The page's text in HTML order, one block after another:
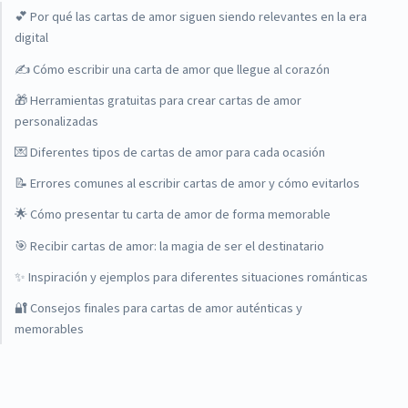
💕 Por qué las cartas de amor siguen siendo relevantes en la era
digital
✍️ Cómo escribir una carta de amor que llegue al corazón
🎁 Herramientas gratuitas para crear cartas de amor
personalizadas
💌 Diferentes tipos de cartas de amor para cada ocasión
📝 Errores comunes al escribir cartas de amor y cómo evitarlos
🌟 Cómo presentar tu carta de amor de forma memorable
🎯 Recibir cartas de amor: la magia de ser el destinatario
✨ Inspiración y ejemplos para diferentes situaciones románticas
🔐 Consejos finales para cartas de amor auténticas y
memorables